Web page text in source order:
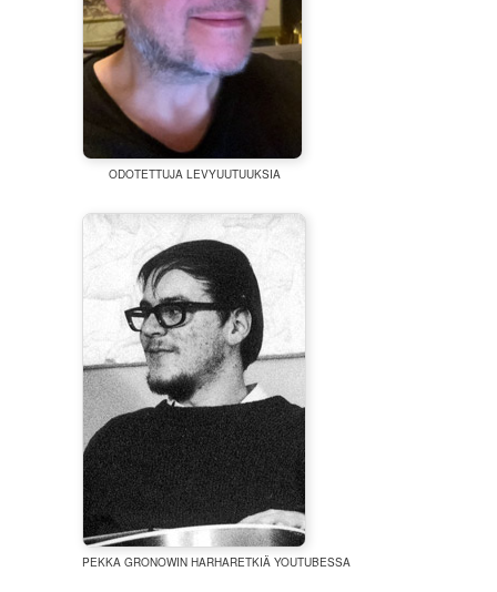
ODOTETTUJA LEVYUUTUUKSIA
PEKKA GRONOWIN HARHARETKIÄ YOUTUBESSA